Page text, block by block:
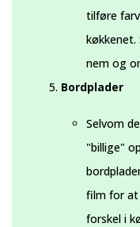
tilføre
nem og
Bordplader
Selvom
"billige"
film for at
forskel i